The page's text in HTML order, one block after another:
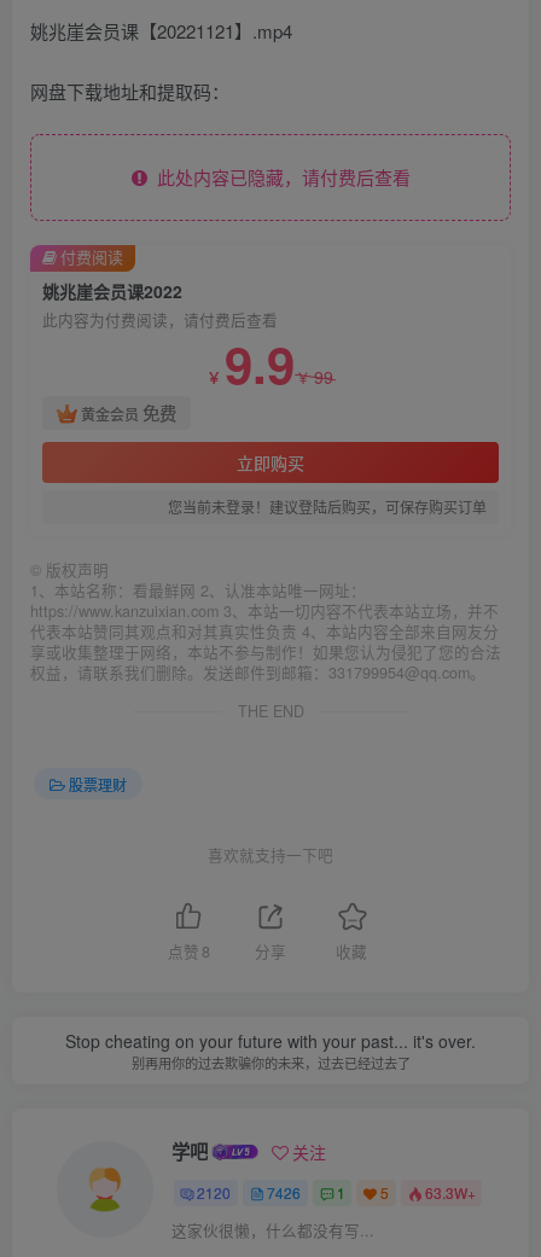
姚兆崖会员课【20221121】.mp4
网盘下载地址和提取码：
此处内容已隐藏，请付费后查看
姚兆崖会员课2022
此内容为付费阅读，请付费后查看
￥ 9.9￥99
黄金会员 免费
立即购买
您当前未登录！建议登陆后购买，可保存购买订单
付费阅读
© 版权声明
1、本站名称：看最鲜网 2、认准本站唯一网址：
https://www.kanzuixian.com 3、本站一切内容不代表本站立场，并不
代表本站赞同其观点和对其真实性负责 4、本站内容全部来自网友分
享或收集整理于网络，本站不参与制作！如果您认为侵犯了您的合法
权益，请联系我们删除。发送邮件到邮箱：331799954@qq.com。
THE END
股票理财
喜欢就支持一下吧
点赞 8 分享 收藏
Stop cheating on your future with your past... it's over.
别再用你的过去欺骗你的未来，过去已经过去了
学吧 关注
2120 7426 1 5 63.3W+
这家伙很懒，什么都没有写...